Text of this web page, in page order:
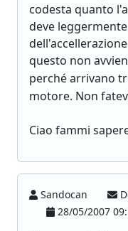
codesta quanto
deve
questo non
perché arrivano
motore. Non
Ciao fammi
Sandocan
28/05/2007